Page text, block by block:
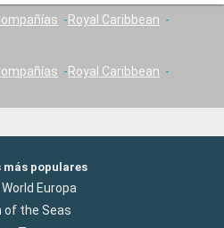
Royal Caribbean
Royal Caribbean
más populares
Europa
of the Seas